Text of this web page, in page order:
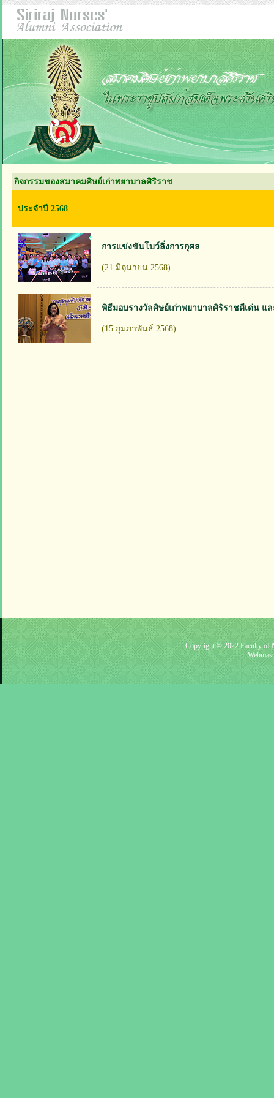
กิจกรรมของสมาคมศิษย์เก่าพยาบาลศิริราช
ประจำปี 2568
การแข่งขันโบว์ลิ่งการกุศล
(21 มิถุนายน 2568)
พิธีมอบรางวัลศิษย์เก่าพยาบาลศิริราชดีเด่น แ
(15 กุมภาพันธ์ 2568)
Copyright © 2022 Faculty of